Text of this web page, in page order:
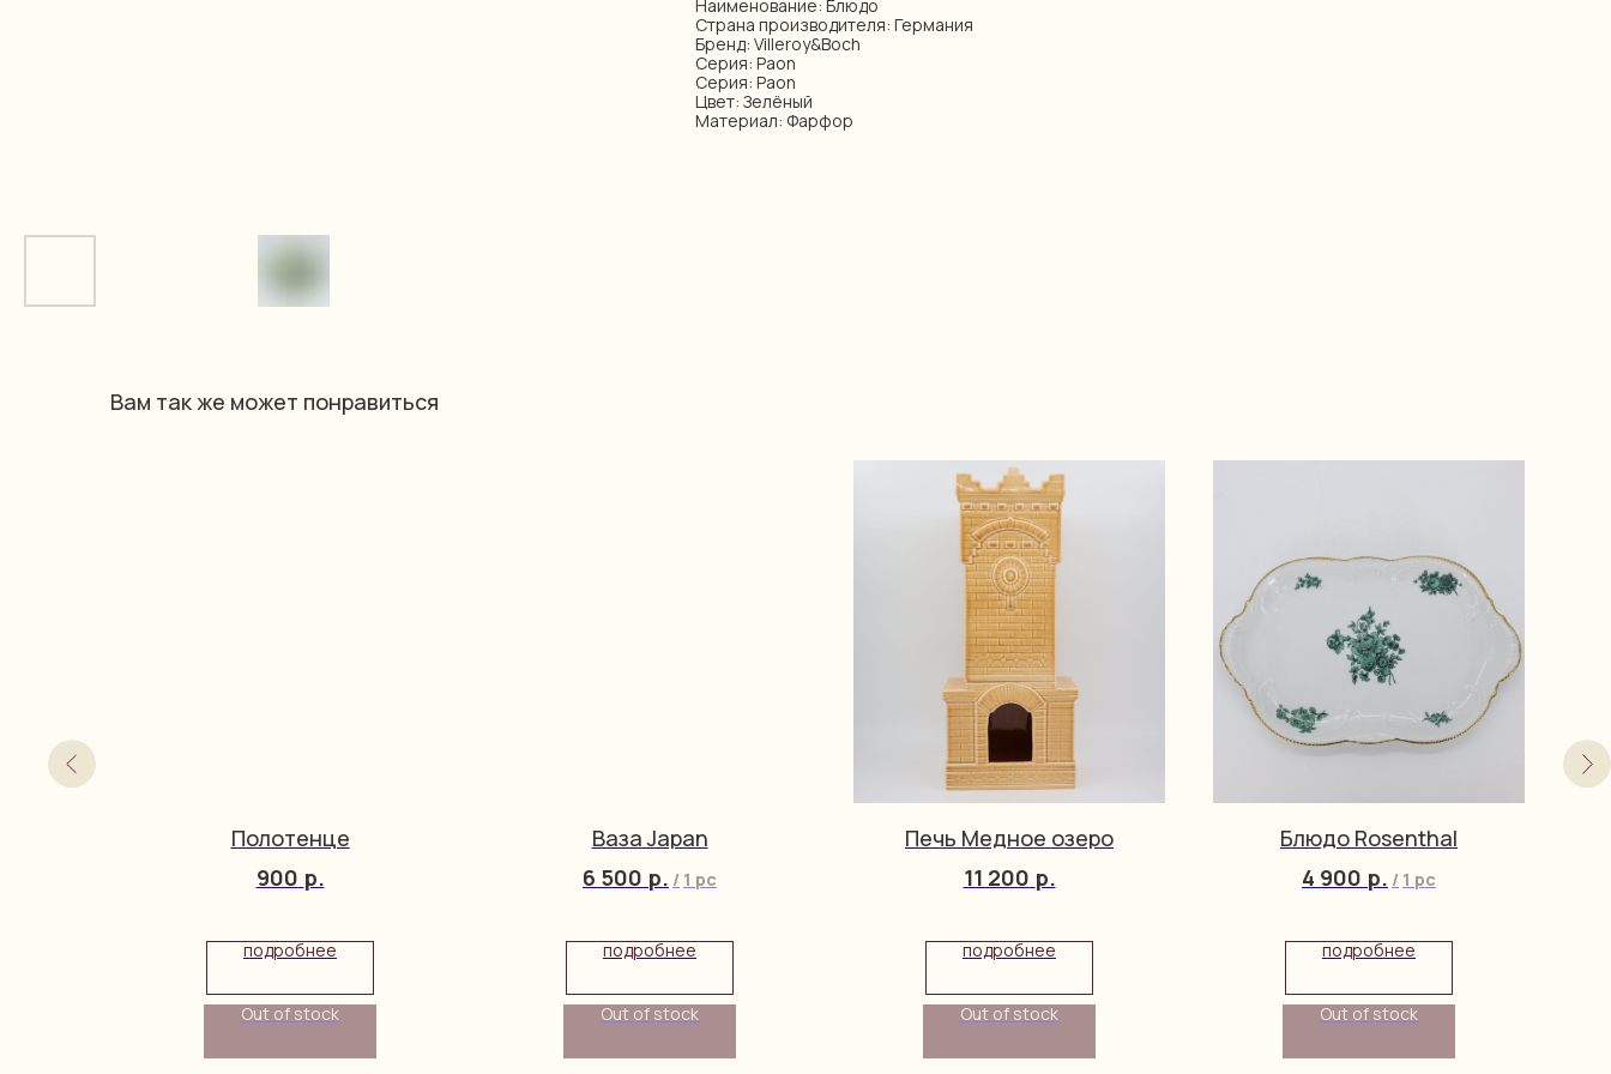
Наименование: Блюдо
Страна производителя: Германия
Бренд: Villeroy&Boch
Серия: Paon
Серия: Paon
Цвет: Зелёный
Материал: Фарфор
Вам так же может понравиться
Полотенце
900 р.
подробнее
Out of stock
Ваза Japan
6 500 р. / 1 pc
подробнее
Out of stock
Печь Медное озеро
11 200 р.
подробнее
Out of stock
Блюдо Rosenthal
4 900 р. / 1 pc
подробнее
Out of stock